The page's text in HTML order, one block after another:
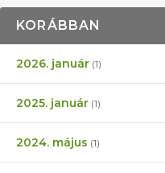
KORÁBBAN
2026. január (1)
2025. január (1)
2024. május (1)